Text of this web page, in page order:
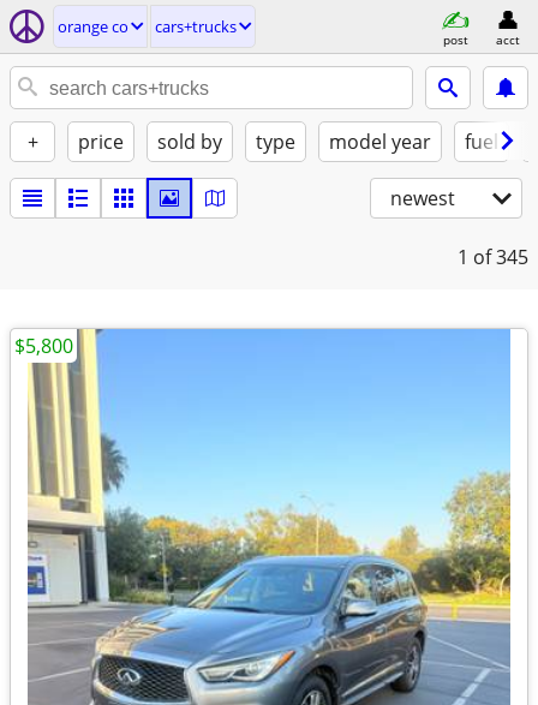
orange co cars+trucks
post acct
+ price sold by type model year fuel
newest
1 of 345
$5,800